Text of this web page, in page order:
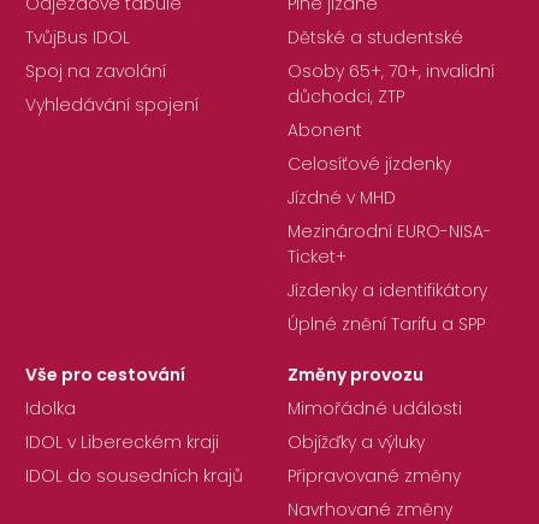
TvůjBus IDOL
Spoj na zavolání
Vyhledávání spojení
Dětské a studentské
Osoby 65+, 70+, invalidní
důchodci, ZTP
Abonent
Celosíťové jízdenky
Jízdné v MHD
Mezinárodní EURO-NISA-
Ticket+
Jízdenky a identifikátory
Úplné znění Tarifu a SPP
Vše pro cestování
Idolka
IDOL v Libereckém kraji
IDOL do sousedních krajů
Změny provozu
Mimořádné události
Objížďky a výluky
Připravované změny
Navrhované změny